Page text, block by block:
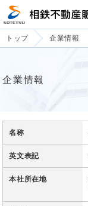
トップ 企業情報
企業情報
名称
英文表記
本社所在地